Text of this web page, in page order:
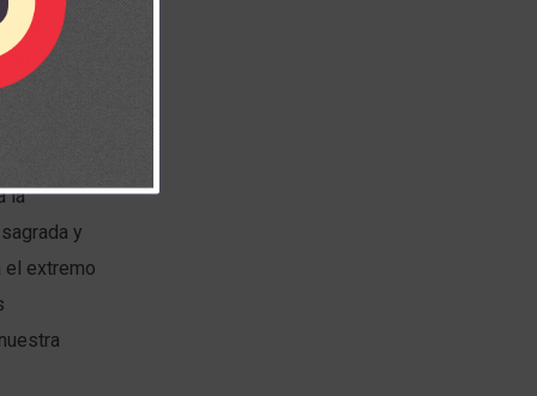
llegó el
la
y
el extremo